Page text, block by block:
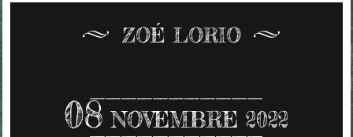
ZOÉ LORIO
08 NOVEMBRE 2022